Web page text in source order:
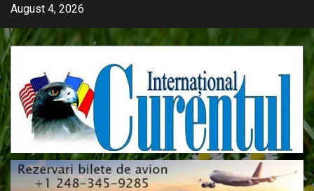
Skip
content
August 4, 2026